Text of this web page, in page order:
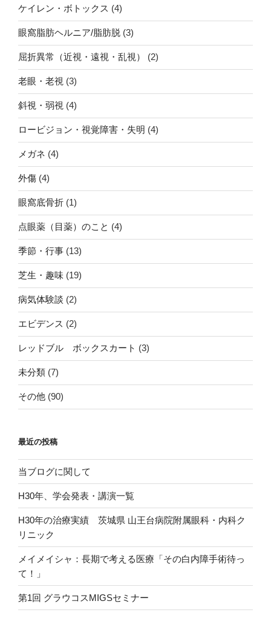
ケイレン・ボトックス (4)
眼窩脂肪ヘルニア/脂肪脱 (3)
屈折異常（近視・遠視・乱視） (2)
老眼・老視 (3)
斜視・弱視 (4)
ロービジョン・視覚障害・失明 (4)
メガネ (4)
外傷 (4)
眼窩底骨折 (1)
点眼薬（目薬）のこと (4)
季節・行事 (13)
芝生・趣味 (19)
病気体験談 (2)
エビデンス (2)
レッドブル ボックスカート (3)
未分類 (7)
その他 (90)
最近の投稿
当ブログに関して
H30年、学会発表・講演一覧
H30年の治療実績 茨城県 山王台病院附属眼科・内科ク
リニック
メイメイシャ：長期で考える医療「その白内障手術待っ
て！」
第1回 グラウコスMIGSセミナー